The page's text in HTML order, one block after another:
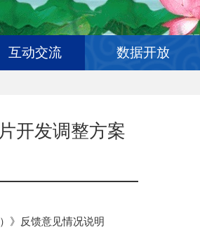
互动交流 数据开放
开发调整方案
》反馈意见情况说明